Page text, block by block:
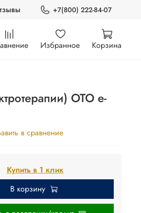
+7(800) 222-84-07
Избранное Корзина
OTO e-
в сравнение
Купить в 1 клик
В корзину